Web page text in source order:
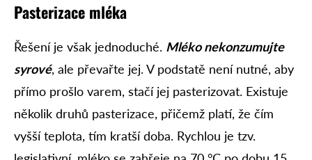
Pasterizace mléka
Řešení je však jednoduché. Mléko nekonzumujte
syrové, ale převařte jej. V podstatě není nutné, aby
přímo prošlo varem, stačí jej pasterizovat. Existuje
několik druhů pasterizace, přičemž platí, že čím
vyšší teplota, tím kratší doba. Rychlou je tzv.